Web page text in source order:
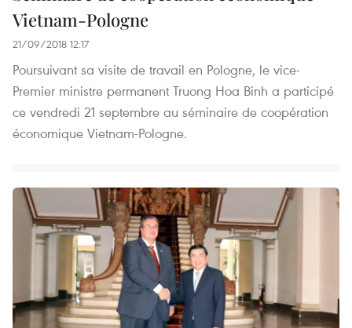
Vietnam-Pologne
21/09/2018 12:17
Poursuivant sa visite de travail en Pologne, le vice-
Premier ministre permanent Truong Hoa Binh a participé
ce vendredi 21 septembre au séminaire de coopération
économique Vietnam-Pologne.